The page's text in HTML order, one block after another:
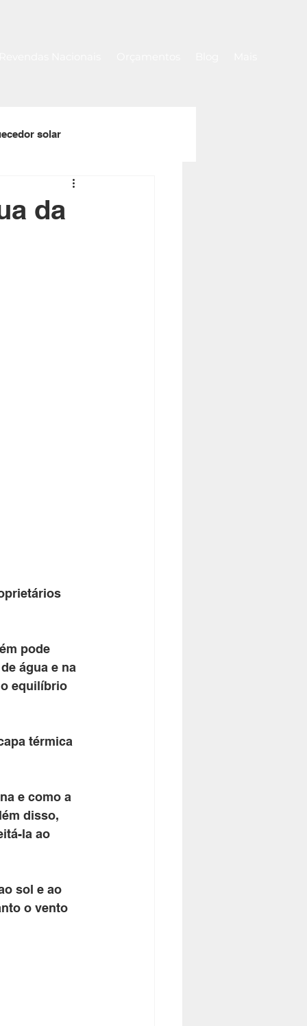
solar
Rolos de capa térmica
da
pode
água e na
equilíbrio
térmica
e como a
disso,
la ao
sol e ao
o vento